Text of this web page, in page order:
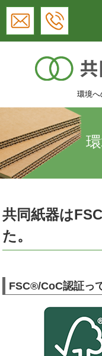
環境へ
共同紙器は
た。
FSC®/CoC認証っ